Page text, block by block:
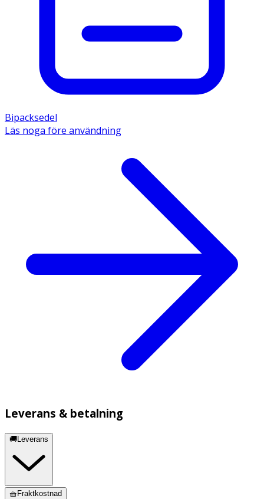
Bipacksedel
Läs noga före användning
Leverans & betalning
🚚Leverans
🧺Fraktkostnad